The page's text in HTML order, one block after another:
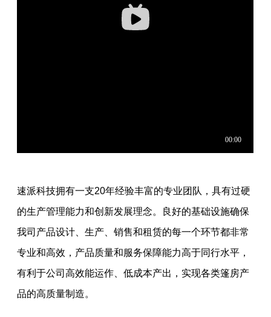
速派科技拥有一支20年经验丰富的专业团队，具有过硬
的生产管理能力和创新发展理念。良好的基础设施确保
我司产品设计、生产、销售和租赁的每一个环节都非常
专业和高效，产品质量和服务保障能力高于同行水平，
有利于公司高效能运作、低成本产出，实现各类篷房产
品的高质量制造。